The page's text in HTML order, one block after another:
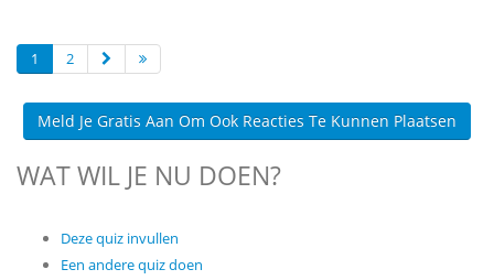
1 2
Meld Je Gratis Aan Om Ook Reacties Te Kunnen Plaatsen
WAT WIL JE NU DOEN?
Deze quiz invullen
Een andere quiz doen